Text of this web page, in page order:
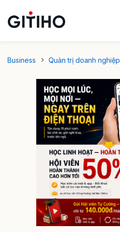
Business Quản trị doanh nghiệp